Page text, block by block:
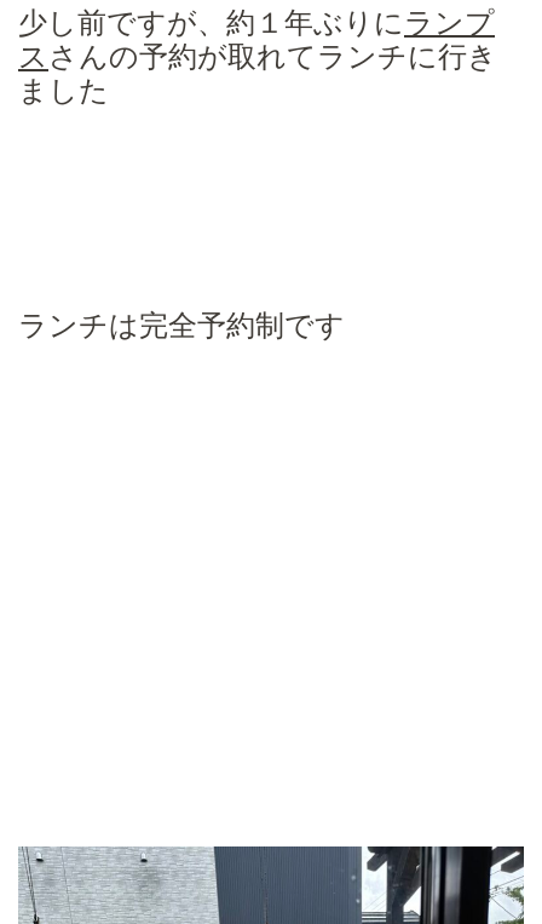
少し前ですが、約１年ぶりにランプ
ス さんの予約が取れてランチに行き
ました
ランチは完全予約制です